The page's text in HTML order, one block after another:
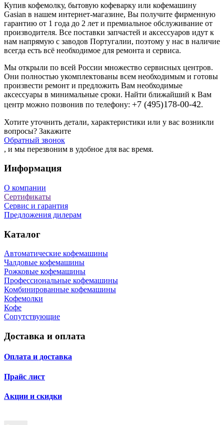
Купив кофемолку, бытовую кофеварку или кофемашину
Gasian в нашем интернет-магазине, Вы получите фирменную
гарантию от 1 года до 2 лет и премиальное обслуживание от
производителя. Все поставки запчастей и аксессуаров идут к
нам напрямую с заводов Португалии, поэтому у нас в наличие
всегда есть всё необходимое для ремонта и сервиса.
Мы открыли по всей России множество сервисных центров.
Они полностью укомплектованы всем необходимым и готовы
произвести ремонт и предложить Вам необходимые
аксессуары в минимальные сроки. Найти ближайший к Вам
центр можно позвонив по телефону: +7 (495)178-00-42.
Хотите уточнить детали, характеристики или у вас возникли
вопросы? Закажите
Обратный звонок
, и мы перезвоним в удобное для вас время.
Информация
О компании
Сертификаты
Сервис и гарантия
Предложения дилерам
Каталог
Автоматические кофемашины
Чалдовые кофемашины
Рожковые кофемашины
Профессиональные кофемашины
Комбинированные кофемашины
Кофемолки
Кофе
Сопутствующие
Доставка и оплата
Оплата и доставка
Прайс лист
Акции и скидки